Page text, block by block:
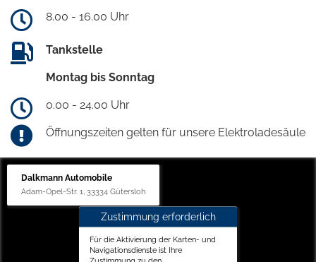
8.00 - 16.00 Uhr
Tankstelle
Montag bis Sonntag
0.00 - 24.00 Uhr
Öffnungszeiten gelten für unsere Elektroladesäule
Dalkmann Automobile
Adam-Opel-Str. 1, 33334 Gütersloh
Zustimmung erforderlich
Für die Aktivierung der Karten- und
Navigationsdienste ist Ihre